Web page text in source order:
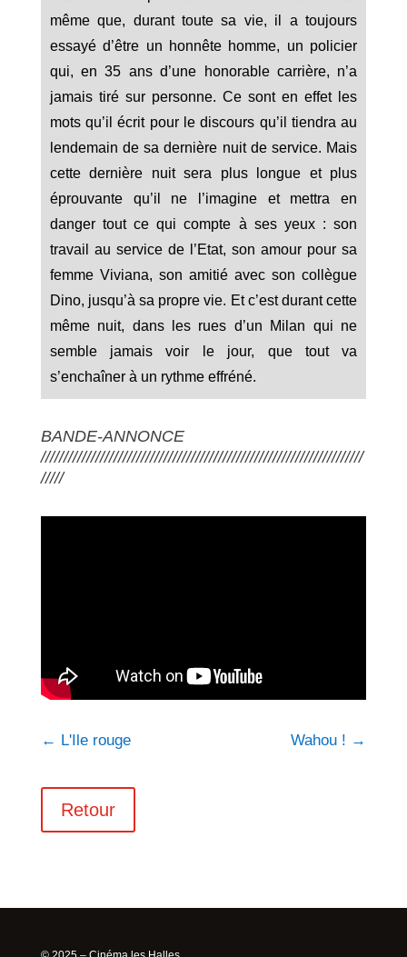
même que, durant toute sa vie, il a toujours
essayé d’être un honnête homme, un policier
qui, en 35 ans d’une honorable carrière, n’a
jamais tiré sur personne. Ce sont en effet les
mots qu’il écrit pour le discours qu’il tiendra au
lendemain de sa dernière nuit de service. Mais
cette dernière nuit sera plus longue et plus
éprouvante qu’il ne l’imagine et mettra en
danger tout ce qui compte à ses yeux : son
travail au service de l’Etat, son amour pour sa
femme Viviana, son amitié avec son collègue
Dino, jusqu’à sa propre vie. Et c’est durant cette
même nuit, dans les rues d’un Milan qui ne
semble jamais voir le jour, que tout va
s’enchaîner à un rythme effréné.
BANDE-ANNONCE
///////////////////////////////////////////////////////////////////////
/////
← L'Ile rouge Wahou ! →
Retour